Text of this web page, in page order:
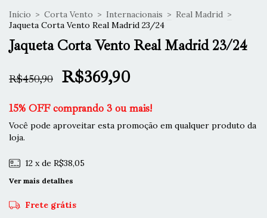
Início > Corta Vento > Internacionais > Real Madrid >
Jaqueta Corta Vento Real Madrid 23/24
Jaqueta Corta Vento Real Madrid 23/24
R$450,90 R$369,90
15% OFF comprando 3 ou mais!
Você pode aproveitar esta promoção em qualquer produto da
loja.
12 x de R$38,05
Ver mais detalhes
Frete grátis